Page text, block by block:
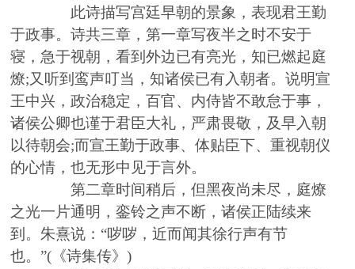
此诗描写宫廷早朝的景象，表现君王勤
于政事。诗共三章，第一章写夜半之时不安于
寝，急于视朝，看到外边已有亮光，知已燃起庭
燎;又听到鸾声叮当，知诸侯已有入朝者。说明宣
王中兴，政治稳定，百官、内侍皆不敢怠于事，
诸侯公卿也谨于君臣大礼，严肃畏敬，及早入朝
以待朝会;而宣王勤于政事、体贴臣下、重视朝仪
的心情，也无形中见于言外。
第二章时间稍后，但黑夜尚未尽，庭燎
之光一片通明，銮铃之声不断，诸侯正陆续来
到。朱熹说： “哕哕，近而闻其徐行声有节
也。”( 《诗集传》)